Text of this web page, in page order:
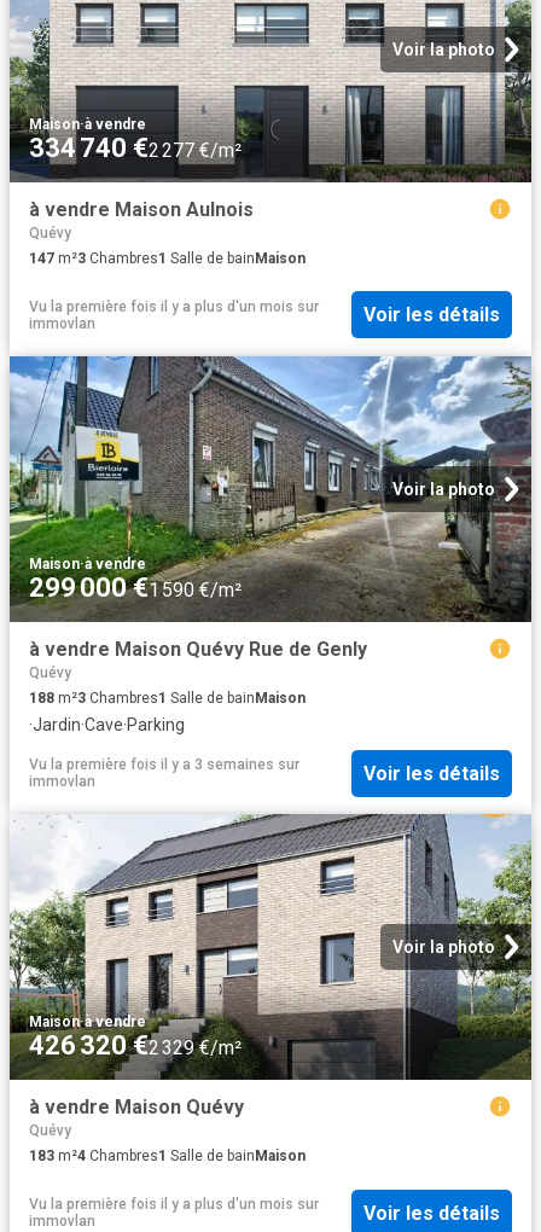
Voir la photo
Maison·à vendre
334 740 €2 277 €/m²
à vendre Maison Aulnois
Quévy
147 m²3 Chambres1 Salle de bain Maison
Vu la première fois il y a plus d'un mois sur
immovlan
Voir les détails
Voir la photo
Maison·à vendre
299 000 €1 590 €/m²
à vendre Maison Quévy Rue de Genly
Quévy
188 m²3 Chambres1 Salle de bainMaison
·Jardin·Cave·Parking
Vu la première fois il y a 3 semaines sur
immovlan
Voir les détails
Voir la photo
Maison·à vendre
426 320 €2 329 €/m²
à vendre Maison Quévy
Quévy
183 m²4 Chambres1 Salle de bain Maison
Vu la première fois il y a plus d'un mois sur
immovlan
Voir les détails